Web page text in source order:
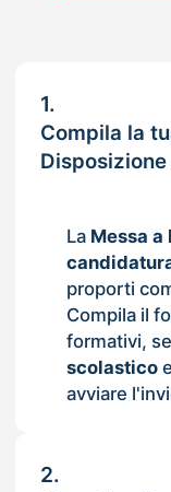
1.
Compila la
La Messa a
proporti
Compila il
formativi,
scolastico
avviare
2.